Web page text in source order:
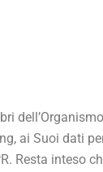
ai Suoi dati
Resta inteso